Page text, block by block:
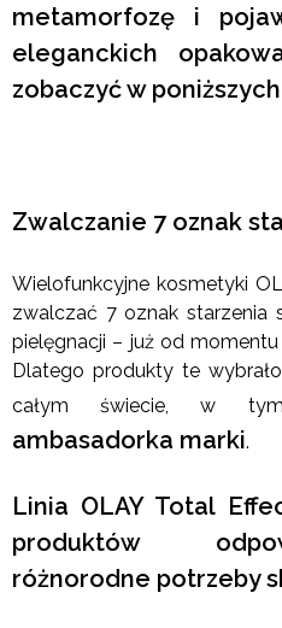
metamorfozę i
eleganckich
zobaczyć w
Zwalczanie 7 oznak
Wielofunkcyjne kosmetyki
zwalczać 7 oznak starzenia
pielęgnacji – już od
Dlatego produkty te
całym świecie, w
ambasadorka marki.
Linia OLAY Total
produktów
różnorodne potrzeby